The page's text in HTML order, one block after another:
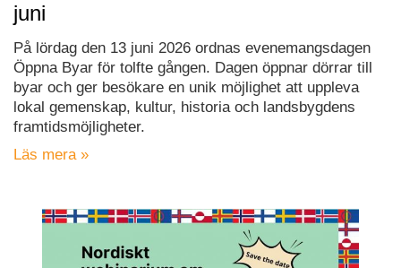
juni
På lördag den 13 juni 2026 ordnas evenemangsdagen
Öppna Byar för tolfte gången. Dagen öppnar dörrar till
byar och ger besökare en unik möjlighet att uppleva
lokal gemenskap, kultur, historia och landsbygdens
framtidsmöjligheter.
Läs mera »